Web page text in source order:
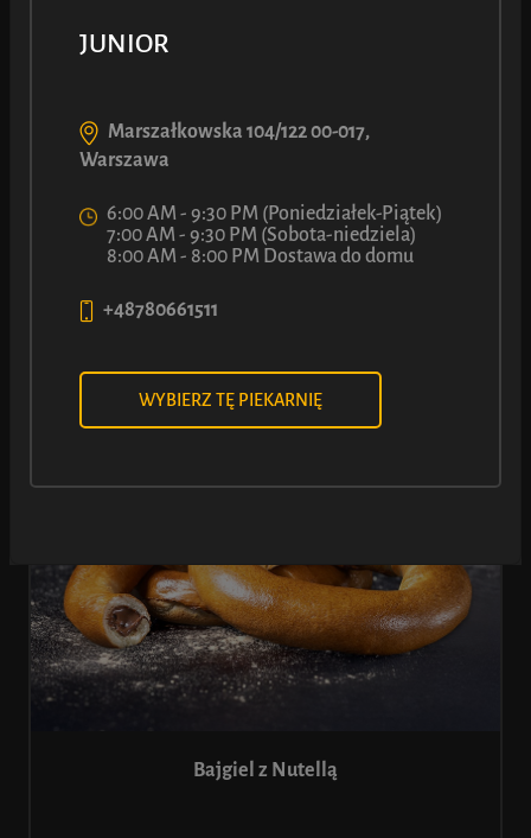
Bajgiel z Nadzieniem Wiṡniowym
790
Zł
Zobacz więcej
Bajgiel z Nutellą
JUNIOR
Marszałkowska 104/122 00-017,
Warszawa
6:00 AM - 9:30 PM (Poniedziałek-Piątek)
7:00 AM - 9:30 PM (Sobota-niedziela)
8:00 AM - 8:00 PM Dostawa do domu
+48780661511
WYBIERZ TĘ PIEKARNIĘ